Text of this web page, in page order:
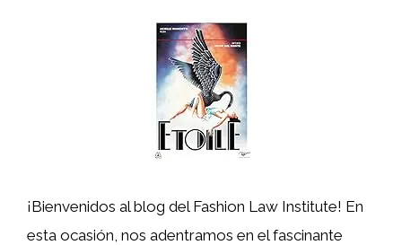
¡Bienvenidos al blog del Fashion Law Institute! En
esta ocasión, nos adentramos en el fascinante